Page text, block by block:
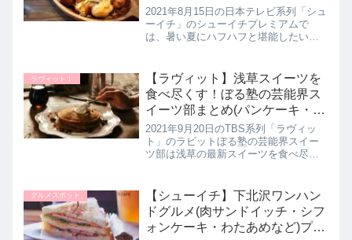
の調査。プレミアム｜8月15日
2021年8月15日の日本テレビ系列「シュ
ーイチ」のシューイチプレミアムで
は、暑い夏にハフハフと堪能したい最
きに変わり種たこ焼き、３種類のソー
スを使ったお好み焼きと満足感満...
ラヴィット！
【ラヴィット】浅草スイーツを
食べ尽くす！ぼる塾の芸能界ス
イーツ部まとめ(パンケーキ・ク
レープなど)9月20日
2021年9月20日のTBS系列「ラヴィッ
ト」のラビットぼる塾の芸能界スイー
ツ部は浅草の最新スイーツを食べ尽く
>>ラヴィット記事一覧はこちらぼる塾
の芸能界スイーツ部：浅草編...
グルメスポット
【シューイチ】下北沢ワンハン
ドグルメ(肉サンドイッチ・シフ
ォンケーキ・わたあめなど)プレ